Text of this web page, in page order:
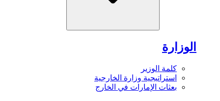
الوزارة
كلمة الوزير
استراتيجية وزارة الخارجية
بعثات الإمارات في الخارج